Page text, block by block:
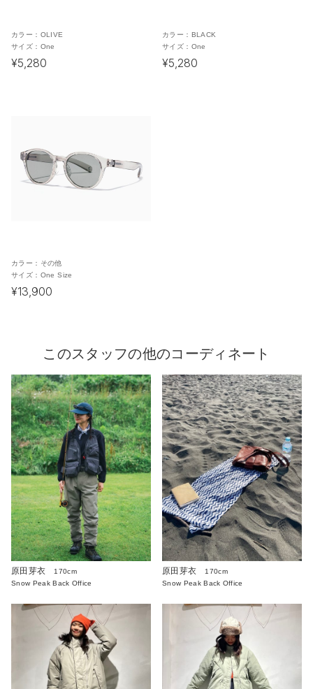
カラー： OLIVE
サイズ： One
¥5,280
カラー： BLACK
サイズ： One
¥5,280
カラー： その他
サイズ： One Size
¥13,900
このスタッフの他のコーディネート
原田芽衣
170cm
Snow Peak Back Office
原田芽衣
170cm
Snow Peak Back Office